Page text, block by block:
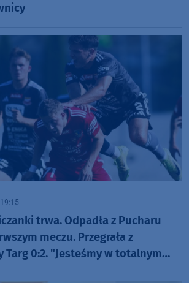
trwa. Odpadła z Pucharu
meczu. Przegrała z
Targ 0:2. "Jesteśmy w totalnym